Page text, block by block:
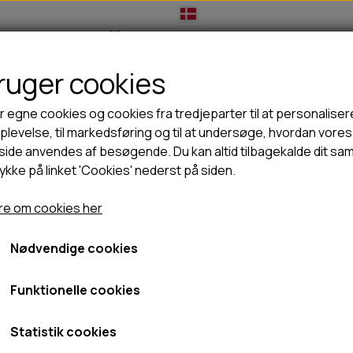
🦺 HALSBÅND, LINER & SELER
HALSBÅND
LYGTER
🦴 GODBIDDER & SNACKS
HUNDEEJER
snack Snack'it Torskeskind med fyld - 100g
Snack'it Torskeskind
39,95 kr.
Fragt omk. tillægges
cookies
egne cookies og cookies fra tredjeparter til at
til markedsføring og til at undersøge, hvordan vores
anvendes af besøgende. Du kan altid tilbagekalde dit
på linket 'Cookies' nederst på siden.
om cookies her
Nødvendige cookies
Funktionelle cookies
Statistik cookies